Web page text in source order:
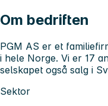
Om bedriften
PGM AS er et
i hele Norge. Vi er 17
selskapet også salg i
Sektor